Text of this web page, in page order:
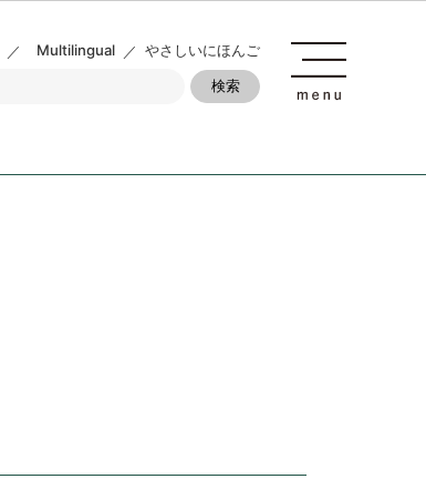
Multilingual やさしいにほんご